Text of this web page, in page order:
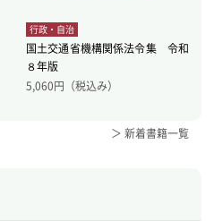
行政・自治
国土交通省機構関係法令集 令和
８年版
5,060円（税込み）
＞ 新着書籍一覧